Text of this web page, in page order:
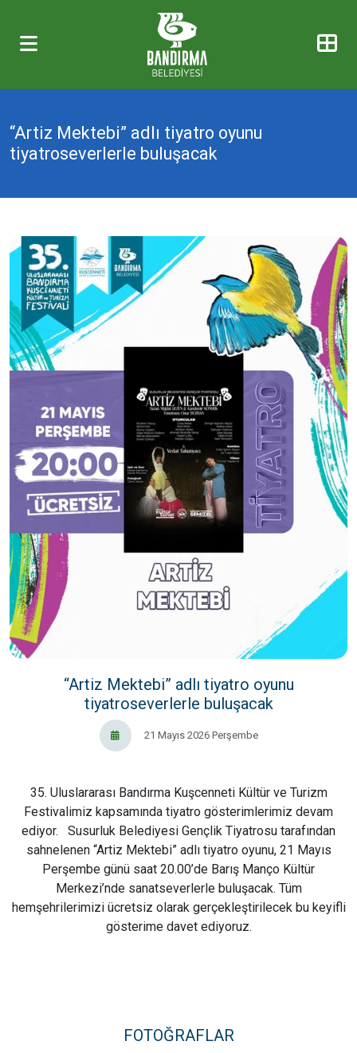
“Artiz Mektebi” adlı tiyatro oyunu
tiyatroseverlerle buluşacak
“Artiz Mektebi” adlı tiyatro oyunu
tiyatroseverlerle buluşacak
21 Mayıs 2026 Perşembe
35. Uluslararası Bandırma Kuşcenneti Kültür ve Turizm
Festivalimiz kapsamında tiyatro gösterimlerimiz devam
ediyor. Susurluk Belediyesi Gençlik Tiyatrosu tarafından
sahnelenen “Artiz Mektebi” adlı tiyatro oyunu, 21 Mayıs
Perşembe günü saat 20.00’de Barış Manço Kültür
Merkezi’nde sanatseverlerle buluşacak. Tüm
hemşehrilerimizi ücretsiz olarak gerçekleştirilecek bu keyifli
gösterime davet ediyoruz.
FOTOĞRAFLAR